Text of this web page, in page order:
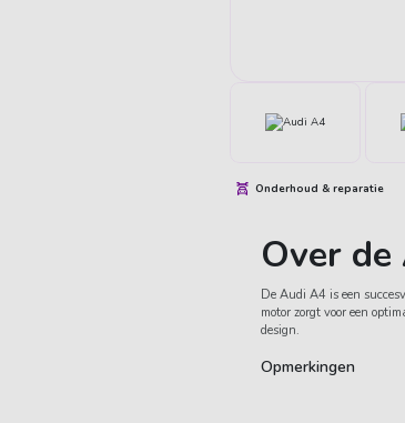
Onderhoud & reparatie
Over
De Audi A4 is een
motor zorgt voor een
design.
Opmerkingen